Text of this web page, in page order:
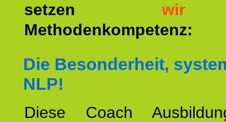
setzen wir
Methodenkompetenz:
Die Besonderheit,
NLP!
Diese Coach